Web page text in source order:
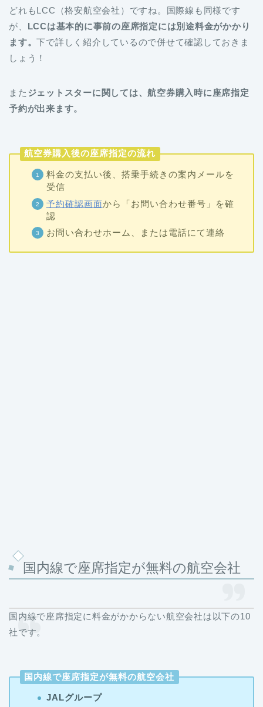
どれもLCC（格安航空会社）ですね。国際線も同様です
が、
LCCは基本的に事前の座席指定には別途料金がかかり
ます。下で詳しく紹介しているので併せて確認しておきま
しょう！
また ジェットスターに関しては、航空券購入時に座席指定
予約が出来ます。
航空券購入後の座席指定の流れ
料金の支払い後、搭乗手続きの案内メールを
受信
予約確認画面から「お問い合わせ番号」を確
認
お問い合わせホーム、または電話にて連絡
国内線で座席指定が無料の航空会社
国内線で座席指定に料金がかからない航空会社は以下の10
社です。
国内線で座席指定が無料の航空会社
JALグループ